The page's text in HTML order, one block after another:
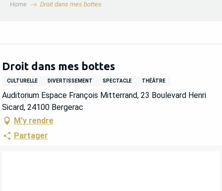
Home Droit dans mes bottes
Droit dans mes bottes
CULTURELLE DIVERTISSEMENT SPECTACLE THÉÂTRE
Auditorium Espace François Mitterrand, 23 Boulevard Henri
Sicard, 24100 Bergerac
M'y rendre
Partager